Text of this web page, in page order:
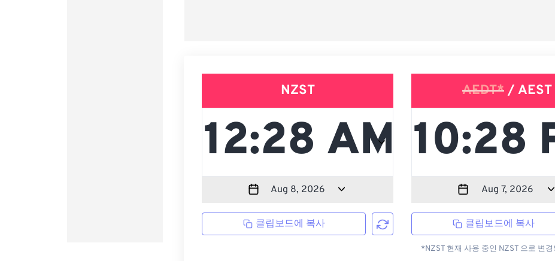
NZST
클립보드에 복사
AEDT* / AEST
클립보드에 복사
*NZST 현재 사용 중인 NZST 으로 변